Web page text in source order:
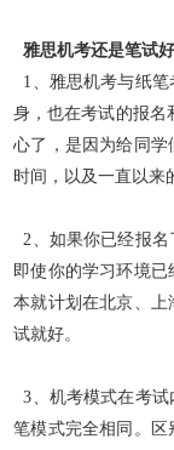
雅思机考还是笔试
1、雅思机考与纸
身，也在考试的报名
心了，是因为给同
时间，以及一直以来
2、如果你已经报名
即使你的学习环境
本就计划在北京、
试就好。
3、机考模式在考
笔模式完全相同。